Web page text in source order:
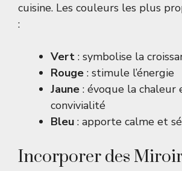
cuisine. Les couleurs les plus
:
Vert : symbolise la
Rouge : stimule l’énergie
Jaune : évoque la chaleur
convivialité
Bleu : apporte calme et
Incorporer des